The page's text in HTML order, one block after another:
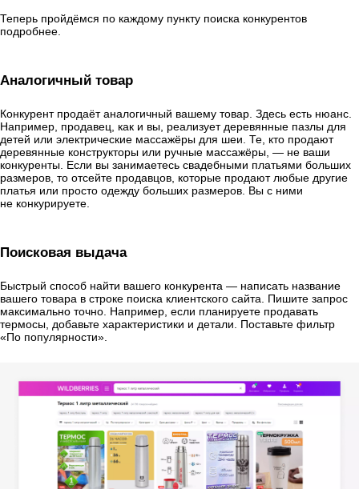
Теперь пройдёмся по каждому пункту поиска конкурентов
подробнее.
Аналогичный товар
Конкурент продаёт аналогичный вашему товар. Здесь есть нюанс.
Например, продавец, как и вы, реализует деревянные пазлы для
детей или электрические массажёры для шеи. Те, кто продают
деревянные конструкторы или ручные массажёры, — не ваши
конкуренты. Если вы занимаетесь свадебными платьями больших
размеров, то отсейте продавцов, которые продают любые другие
платья или просто одежду больших размеров. Вы с ними
не конкурируете.
Поисковая выдача
Быстрый способ найти вашего конкурента — написать название
вашего товара в строке поиска клиентского сайта. Пишите запрос
максимально точно. Например, если планируете продавать
термосы, добавьте характеристики и детали. Поставьте фильтр
«По популярности».